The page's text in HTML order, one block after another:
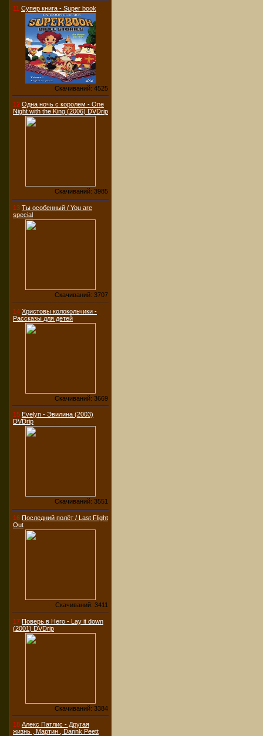
11 Супер книга - Super book
Скачиваний: 4525
12 Одна ночь с королем - One
Night with the King (2006) DVDrip
Скачиваний: 3985
13 Ты особенный / You are
special
Скачиваний: 3707
14 Христовы колокольчики -
Рассказы для детей
Скачиваний: 3669
15 Evelyn - Эвилина (2003)
DVDrip
Скачиваний: 3551
16 Последний полёт / Last Flight
Out
Скачиваний: 3411
17 Поверь в Него - Lay it down
(2001) DVDrip
Скачиваний: 3384
18 Алекс Патлис - Другая
жизнь , Мартин , Dannk Peett